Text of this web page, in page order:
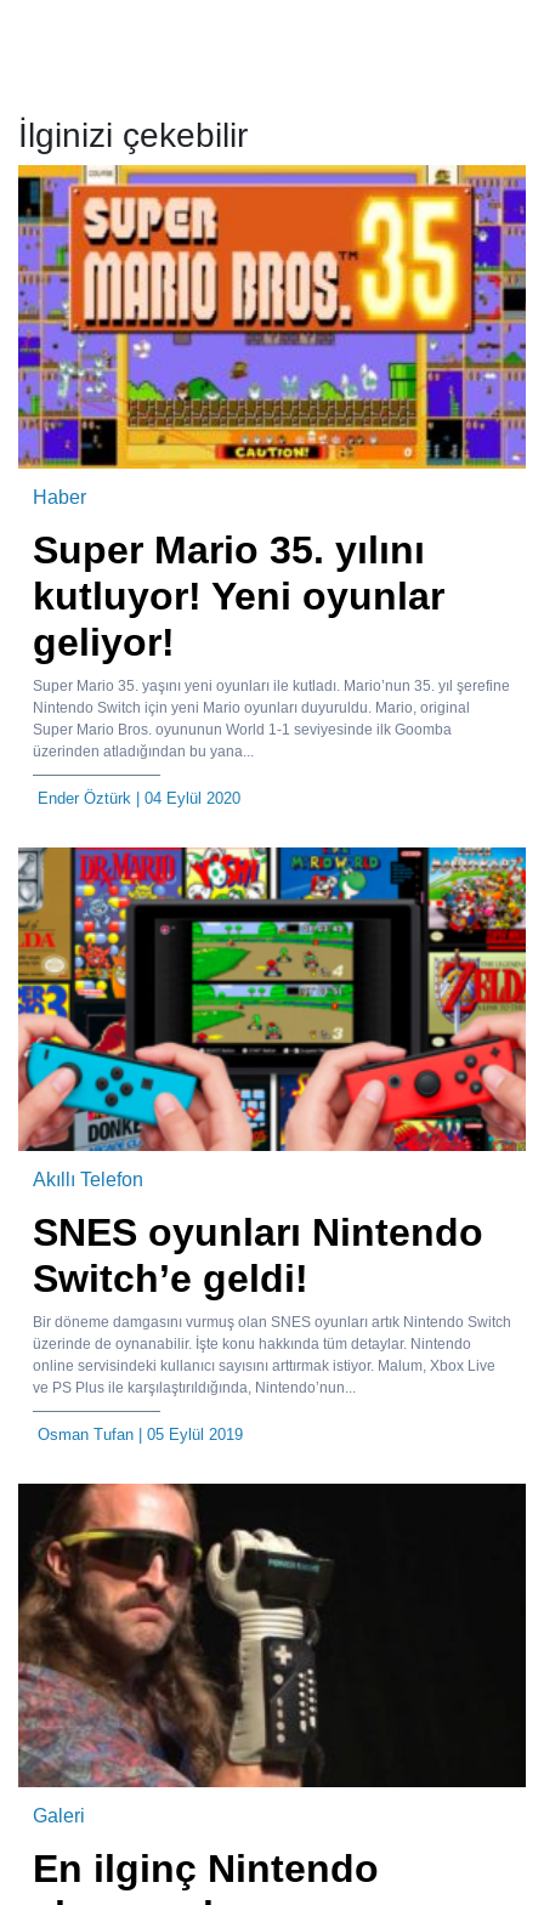
İlginizi çekebilir
Haber
Super Mario 35. yılını
kutluyor! Yeni oyunlar
geliyor!
Super Mario 35. yaşını yeni oyunları ile kutladı. Mario’nun 35. yıl şerefine
Nintendo Switch için yeni Mario oyunları duyuruldu. Mario, original
Super Mario Bros. oyununun World 1-1 seviyesinde ilk Goomba
üzerinden atladığından bu yana...
Ender Öztürk | 04 Eylül 2020
Akıllı Telefon
SNES oyunları Nintendo
Switch’e geldi!
Bir döneme damgasını vurmuş olan SNES oyunları artık Nintendo Switch
üzerinde de oynanabilir. İşte konu hakkında tüm detaylar. Nintendo
online servisindeki kullanıcı sayısını arttırmak istiyor. Malum, Xbox Live
ve PS Plus ile karşılaştırıldığında, Nintendo’nun...
Osman Tufan | 05 Eylül 2019
Galeri
En ilginç Nintendo